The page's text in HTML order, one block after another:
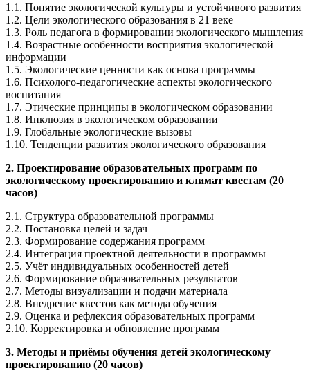
1.1. Понятие экологической культуры и устойчивого развития
1.2. Цели экологического образования в 21 веке
1.3. Роль педагога в формировании экологического мышления
1.4. Возрастные особенности восприятия экологической
информации
1.5. Экологические ценности как основа программы
1.6. Психолого-педагогические аспекты экологического
воспитания
1.7. Этические принципы в экологическом образовании
1.8. Инклюзия в экологическом образовании
1.9. Глобальные экологические вызовы
1.10. Тенденции развития экологического образования
2. Проектирование образовательных программ по
экологическому проектированию и климат квестам (20
часов)
2.1. Структура образовательной программы
2.2. Постановка целей и задач
2.3. Формирование содержания программ
2.4. Интеграция проектной деятельности в программы
2.5. Учёт индивидуальных особенностей детей
2.6. Формирование образовательных результатов
2.7. Методы визуализации и подачи материала
2.8. Внедрение квестов как метода обучения
2.9. Оценка и рефлексия образовательных программ
2.10. Корректировка и обновление программ
3. Методы и приёмы обучения детей экологическому
проектированию (20 часов)